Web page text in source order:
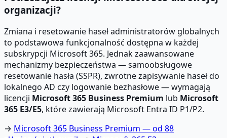
organizacji?
Zmiana i resetowanie haseł administratorów globalnych
to podstawowa funkcjonalność dostępna w każdej
subskrypcji Microsoft 365. Jednak zaawansowane
mechanizmy bezpieczeństwa — samoobsługowe
resetowanie hasła (SSPR), zwrotne zapisywanie haseł do
lokalnego AD czy logowanie bezhasłowe — wymagają
licencji Microsoft 365 Business Premium lub Microsoft
365 E3/E5, które zawierają Microsoft Entra ID P1/P2.
→ Microsoft 365 Business Premium — od 88